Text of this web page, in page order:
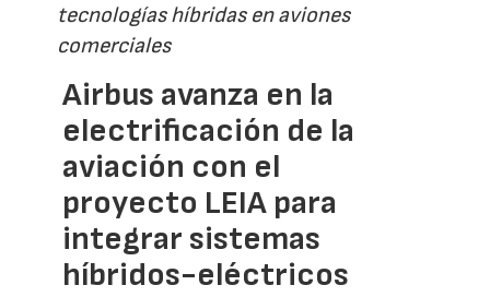
tecnologías híbridas en aviones
comerciales
Airbus avanza en la
electrificación de la
aviación con el
proyecto LEIA para
integrar sistemas
híbridos-eléctricos